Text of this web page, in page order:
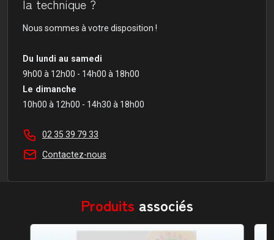
la technique ?
Nous sommes à votre disposition !
Du lundi au samedi
9h00 à 12h00 - 14h00 à 18h00
Le dimanche
10h00 à 12h00 - 14h30 à 18h00
02 35 39 79 33
Contactez-nous
Produits associés